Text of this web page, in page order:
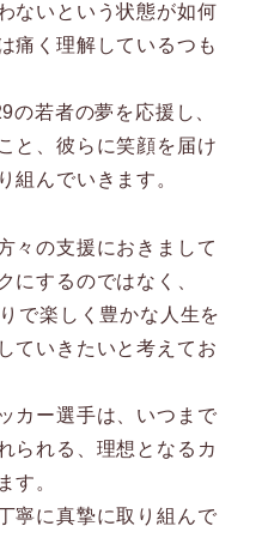
ないという状態が如何
痛く理解しているつも
の若者の夢を応援し、
と、彼らに笑顔を届け
組んでいきます。
々の支援におきまして
にするのではなく、
で楽しく豊かな人生を
ていきたいと考えてお
カー選手は、いつまで
られる、理想となるカ
す。
寧に真摯に取り組んで